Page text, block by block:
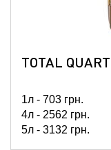
TOTAL
1л - 703 грн.
4л - 2562 грн.
5л - 3132 грн.